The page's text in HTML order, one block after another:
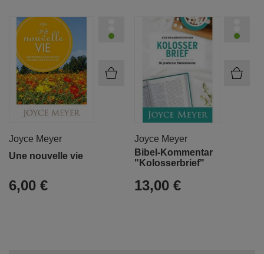
Joyce Meyer
Une nouvelle vie
6,00 €
Joyce Meyer
Bibel-Kommentar
"Kolosserbrief"
13,00 €